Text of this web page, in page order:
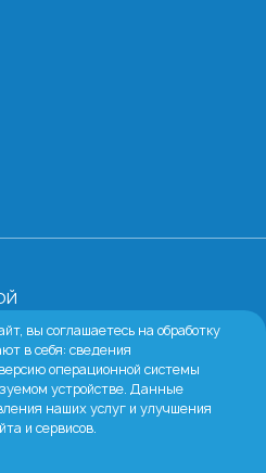
ВОДЯНАЯ
Алтайский край, г.
МАКС)
вы соглашаетесь на обработку
в себя: сведения
операционной системы
устройстве. Данные
наших услуг и улучшения
и сервисов.